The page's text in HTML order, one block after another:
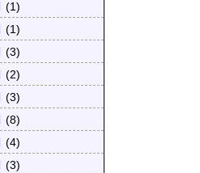
(1)
(1)
(3)
(2)
(3)
(8)
(4)
(3)